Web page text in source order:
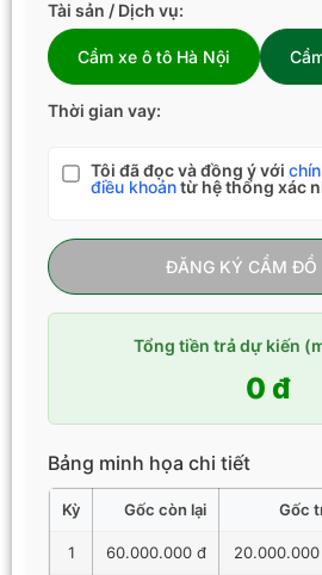
Tài sản / Dịch vụ:
Cầm xe ô tô Hà Nội
Thời gian vay:
Tôi đã đọc và đồng ý với
điều khoảntừ hệ thống xác
ĐĂNG KÝ CẦM ĐỒ
Tổng tiền trả dự kiến
0 đ
Bảng minh họa chi tiết
Kỳ Gốc còn lại Gốc
1 60.000.000 đ